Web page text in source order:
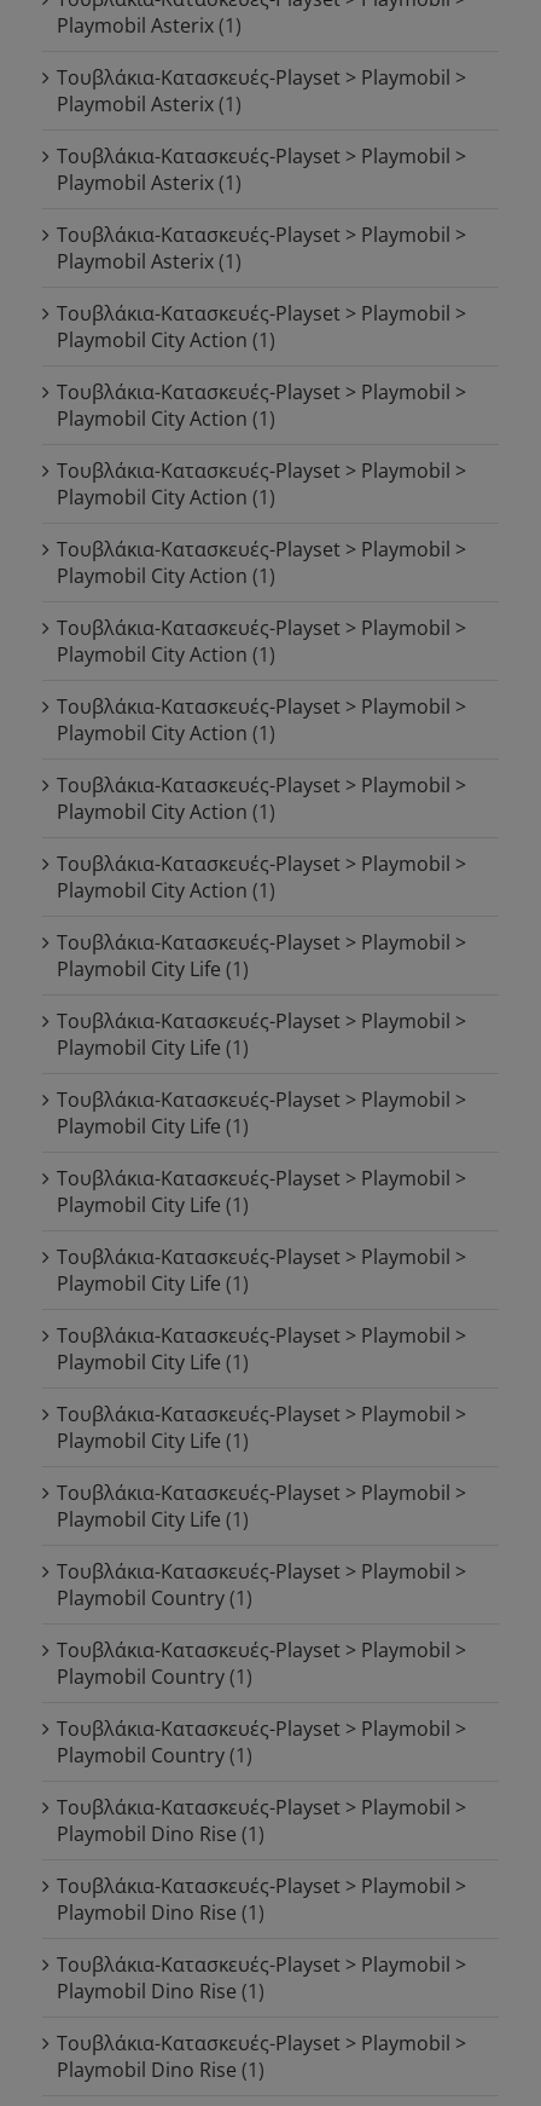
Playmobil Asterix(1)
Τουβλάκια-Κατασκευές-Playset > Playmobil >
Playmobil Asterix(1)
Τουβλάκια-Κατασκευές-Playset > Playmobil >
Playmobil Asterix(1)
Τουβλάκια-Κατασκευές-Playset > Playmobil >
Playmobil Asterix(1)
Τουβλάκια-Κατασκευές-Playset > Playmobil >
Playmobil City Action (1)
Τουβλάκια-Κατασκευές-Playset > Playmobil >
Playmobil City Action (1)
Τουβλάκια-Κατασκευές-Playset > Playmobil >
Playmobil City Action (1)
Τουβλάκια-Κατασκευές-Playset > Playmobil >
Playmobil City Action (1)
Τουβλάκια-Κατασκευές-Playset > Playmobil >
Playmobil City Action (1)
Τουβλάκια-Κατασκευές-Playset > Playmobil >
Playmobil City Action (1)
Τουβλάκια-Κατασκευές-Playset > Playmobil >
Playmobil City Action (1)
Τουβλάκια-Κατασκευές-Playset > Playmobil >
Playmobil City Action (1)
Τουβλάκια-Κατασκευές-Playset > Playmobil >
Playmobil City Life (1)
Τουβλάκια-Κατασκευές-Playset > Playmobil >
Playmobil City Life (1)
Τουβλάκια-Κατασκευές-Playset > Playmobil >
Playmobil City Life (1)
Τουβλάκια-Κατασκευές-Playset > Playmobil >
Playmobil City Life (1)
Τουβλάκια-Κατασκευές-Playset > Playmobil >
Playmobil City Life (1)
Τουβλάκια-Κατασκευές-Playset > Playmobil >
Playmobil City Life (1)
Τουβλάκια-Κατασκευές-Playset > Playmobil >
Playmobil City Life (1)
Τουβλάκια-Κατασκευές-Playset > Playmobil >
Playmobil City Life (1)
Τουβλάκια-Κατασκευές-Playset > Playmobil >
Playmobil Country(1)
Τουβλάκια-Κατασκευές-Playset > Playmobil >
Playmobil Country(1)
Τουβλάκια-Κατασκευές-Playset > Playmobil >
Playmobil Country(1)
Τουβλάκια-Κατασκευές-Playset > Playmobil >
Playmobil Dino Rise (1)
Τουβλάκια-Κατασκευές-Playset > Playmobil >
Playmobil Dino Rise (1)
Τουβλάκια-Κατασκευές-Playset > Playmobil >
Playmobil Dino Rise (1)
Τουβλάκια-Κατασκευές-Playset > Playmobil >
Playmobil Dino Rise (1)